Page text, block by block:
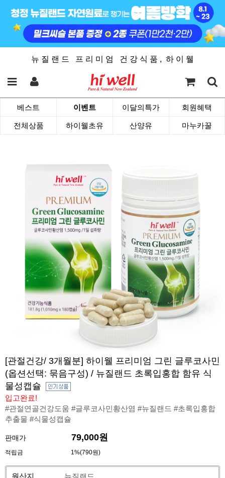
뉴 질 랜 드 프 리 미 엄 건 강 식 품 , 하 이 웰
베스트 이벤트 이달의특가 회원혜택
전체상품 하이웰초유 산양유 마누카꿀
[관절건강/ 3개월분] 하이웰 프리미엄 그린 글루코사민
(옵션선택: 묶음구성) / 뉴질랜드 초록입홍합 함유 식
물성캡슐
입고완료!
#관절연골건강도움 #글루코사민황산염 #뉴질랜드 #초록입홍합
추출물 #식물성캡슐
판매가 79,000원
적립금 1%(790원)